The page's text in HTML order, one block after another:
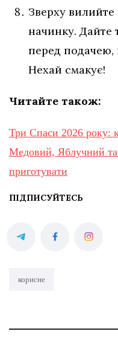
Зверху вилийте
начинку. Дайте
перед подачею,
Нехай смакує!
Читайте також:
Три Спаси 2026 року:
Медовий, Яблучний
приготувати
ПІДПИСУЙТЕСЬ
корисне